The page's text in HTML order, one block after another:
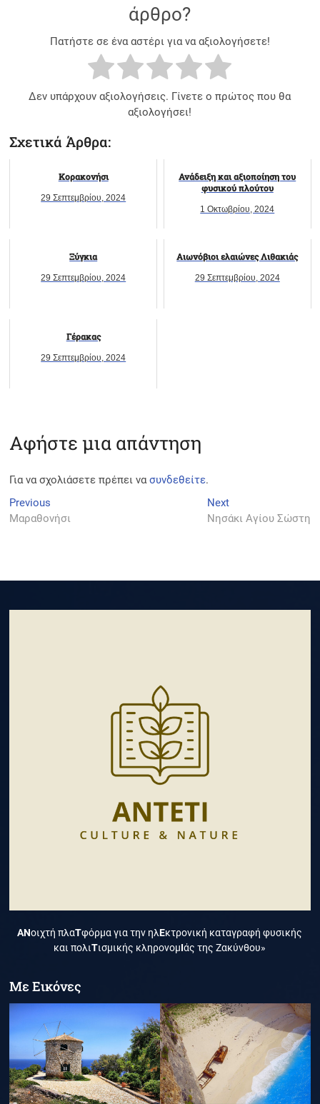
άρθρο?
Πατήστε σε ένα αστέρι για να αξιολογήσετε!
Δεν υπάρχουν αξιολογήσεις. Γίνετε ο πρώτος που θα
αξιολογήσει!
Σχετικά Άρθρα:
Κορακονήσι
29 Σεπτεμβρίου, 2024
Ανάδειξη και αξιοποίηση του
φυσικού πλούτου
1 Οκτωβρίου, 2024
Ξύγκια
29 Σεπτεμβρίου, 2024
Αιωνόβιοι ελαιώνες Λιθακιάς
29 Σεπτεμβρίου, 2024
Γέρακας
29 Σεπτεμβρίου, 2024
Αφήστε μια απάντηση
Για να σχολιάσετε πρέπει νασυνδεθείτε.
Πλοήγηση
άρθρων
Previous
post:
Μαραθονήσι
NextNext
post:
Νησάκι Αγίου Σώστη
ΑΝοιχτή πλαΤφόρμα για την ηλΕκτρονική καταγραφή φυσικής
και πολιΤισμικής κληρονομΙάς της Ζακύνθου»
Με Εικόνες